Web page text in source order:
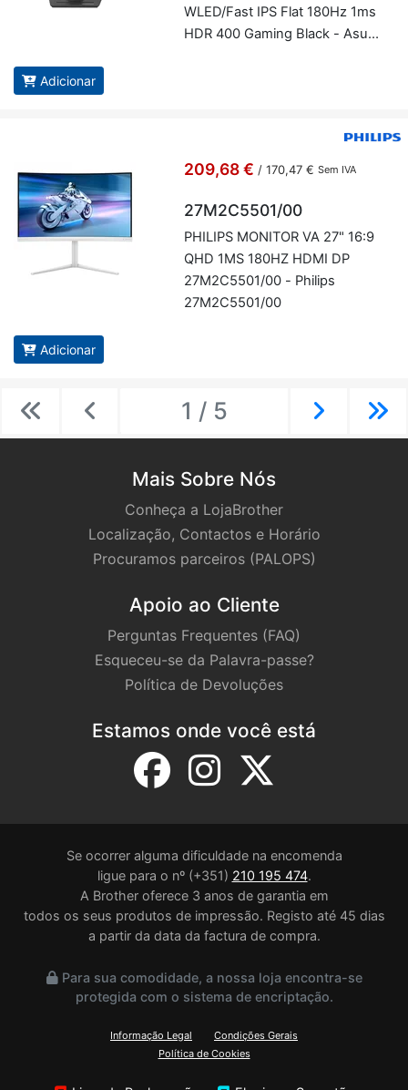
WLED/Fast IPS Flat 180Hz 1ms
HDR 400 Ga­ming Black - Asus
Adicionar
209,68 € / 170,47 € Sem IVA
27M2C5501/00
PHI­LIPS MO­NITOR VA 27" 16:9
QHD 1MS 180HZ HDMI DP
27M2C5501/00 - Phi­lips
27M2C5501/00
Adicionar
PreviousPrevious 1 / 5 Next
Mais Sobre Nós
Conheça a LojaBrother
Localização, Contactos e Horário
Procuramos parceiros (PALOPS)
Apoio ao Cliente
Perguntas Frequentes (FAQ)
Esqueceu-se da Palavra-passe?
Política de Devoluções
Estamos onde você está
Se ocorrer alguma dificuldade na encomenda
ligue para o nº (+351) 210 195 474.
A Brother oferece 3 anos de garantia em
todos os seus produtos de impressão. Registo até 45 dias
a partir da data da factura de compra.
Para sua comodidade, a nossa loja encontra-se
protegida com o sistema de encriptação.
Informação Legal
Condições Gerais
Política de Cookies